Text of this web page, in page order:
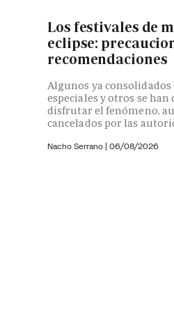
Los festivales de
eclipse:
recomendaciones
Algunos ya
especiales y otros se
disfrutar el fenómeno,
cancelados por las
Nacho Serrano | 06/08/2026